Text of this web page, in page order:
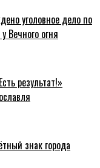
уголовное дело по
Вечного огня
результат!»
знак города